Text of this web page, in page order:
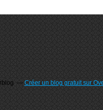
Créer un blog gratuit sur